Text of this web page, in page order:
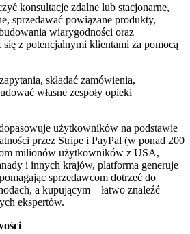
konsultacje zdalne lub stacjonarne,
sprzedawać powiązane produkty,
wiarygodności oraz
z potencjalnymi klientami za pomocą
składać zamówienia,
własne zespoły opieki
użytkowników na podstawie
przez Stripe i PayPal (w ponad 200
milionów użytkowników z USA,
i innych krajów, platforma generuje
sprzedawcom dotrzeć do
a kupującym – łatwo znaleźć
ekspertów.